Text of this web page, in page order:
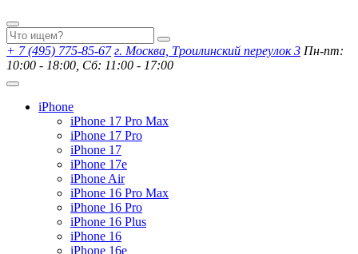
+ 7 (495) 775-85-67 г. Москва, Троилинский переулок 3 Пн-пт:
10:00 - 18:00, Сб: 11:00 - 17:00
iPhone
iPhone 17 Pro Max
iPhone 17 Pro
iPhone 17
iPhone 17e
iPhone Air
iPhone 16 Pro Max
iPhone 16 Pro
iPhone 16 Plus
iPhone 16
iPhone 16e